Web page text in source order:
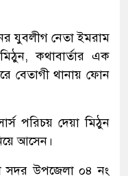
যুবলীগ নেতা ইমরাম
কথাবার্তার এক
বেতাগী থানায় ফোন
পরিচয় দেয়া মিঠুন
আসেন।
সদর উপজেলা ০৪ নং